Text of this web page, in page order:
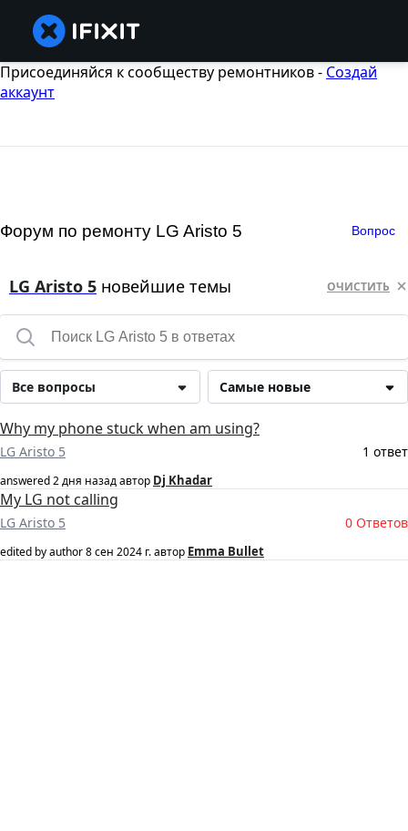
Присоединяйся к сообществу ремонтников - Создай
аккаунт
Форум по ремонту LG Aristo 5 Вопрос
LG Aristo 5 новейшие темы ОЧИСТИТЬ
Самые новые
Все вопросы
Why my phone stuck when am using?
LG Aristo 5 1 ответ
answered2 дня назадавтор Dj Khadar
My LG not calling
LG Aristo 5 0 Ответов
edited by author8 сен 2024 г.автор Emma Bullet